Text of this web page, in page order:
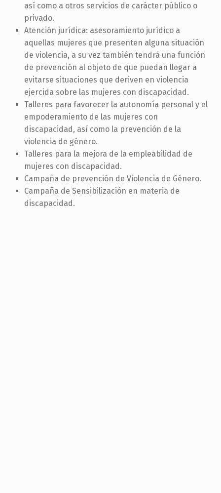
así como a otros servicios de carácter público o
privado.
Atención jurídica: asesoramiento jurídico a
aquellas mujeres que presenten alguna situación
de violencia, a su vez también tendrá una función
de prevención al objeto de que puedan llegar a
evitarse situaciones que deriven en violencia
ejercida sobre las mujeres con discapacidad.
Talleres para favorecer la autonomía personal y el
empoderamiento de las mujeres con
discapacidad, así como la prevención de la
violencia de género.
Talleres para la mejora de la empleabilidad de
mujeres con discapacidad.
Campaña de prevención de Violencia de Género.
Campaña de Sensibilización en materia de
discapacidad.